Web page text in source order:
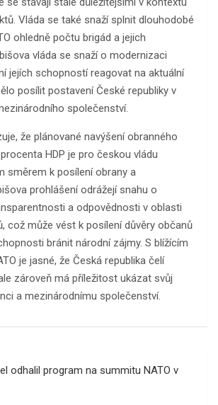
Vláda se také snaží splnit dlouhodobé
ohledně počtu brigád a jejich
vláda se snaží o modernizaci
jejích schopností reagovat na aktuální
posílit postavení České republiky v
společenství.
že plánované navýšení obranného
HDP je pro českou vládu
směrem k posílení obrany a
prohlášení odrážejí snahu o
a odpovědnosti v oblasti
což může vést k posílení důvěry občanů
bránit národní zájmy. S blížícím
je jasné, že Česká republika čelí
zároveň má příležitost ukázat svůj
a mezinárodnímu společenství.
odhalil program na summitu NATO v